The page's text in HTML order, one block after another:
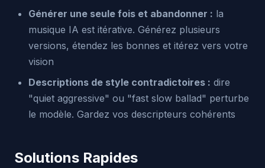
Générer une seule fois et abandonner : la
musique IA est itérative. Générez plusieurs
versions, étendez les bonnes et itérez vers votre
vision
Descriptions de style contradictoires : dire
"quiet aggressive" ou "fast slow ballad" perturbe
le modèle. Gardez vos descripteurs cohérents
Solutions Rapides